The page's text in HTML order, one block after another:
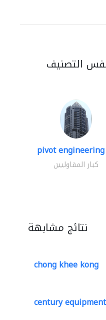
التصنيف
pivot engineering
كبار المقاوليين
نتائج مشابهة
chong khee kong
century